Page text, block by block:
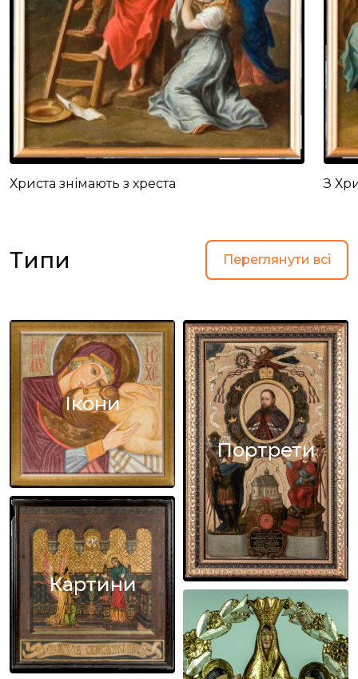
Христа знімають з хреста З
Типи Переглянути всі
Ікони
Портрети
Картини